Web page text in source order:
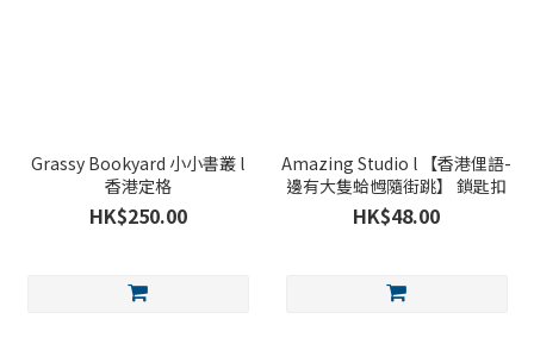
Grassy Bookyard 小小書叢 l
香港定格
HK$250.00
Amazing Studio l 【香港俚語-
邊有大隻蛤乸隨街跳】 鎖匙扣
HK$48.00